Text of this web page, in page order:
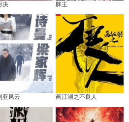
决 牌王
亚风云 画江湖之不良人